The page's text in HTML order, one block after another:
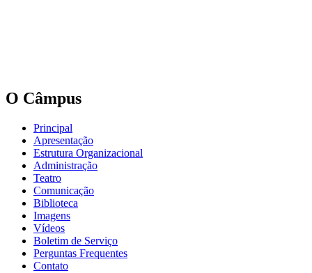
O Câmpus
Principal
Apresentação
Estrutura Organizacional
Administração
Teatro
Comunicação
Biblioteca
Imagens
Vídeos
Boletim de Serviço
Perguntas Frequentes
Contato